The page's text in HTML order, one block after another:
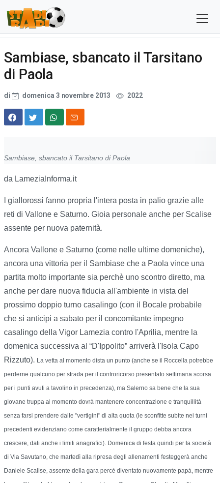
Sambiase, sbancato il Tarsitano
di Paola
di domenica 3 novembre 2013 2022
Sambiase, sbancato il Tarsitano di Paola
da LameziaInforma.it
I giallorossi fanno propria l'intera posta in palio grazie alle
reti di Vallone e Saturno. Gioia personale anche per Scalise
assente per nuova paternità.
Ancora Vallone e Saturno (come nelle ultime domeniche),
ancora una vittoria per il Sambiase che a Paola vince una
partita molto importante sia perchè uno scontro diretto, ma
anche per dare nuova fiducia all'ambiente in vista del
prossimo doppio turno casalingo (con il Bocale probabile
che si anticipi a sabato per il concomitante impegno
casalingo della Vigor Lamezia contro l'Aprilia, mentre la
domenica successiva al “D'Ippolito” arriverà l'Isola Capo
Rizzuto). La vetta al momento dista un punto (anche se il Roccella potrebbe
perderne qualcuno per strada per il controricorso presentato settimana scorsa
per i punti avuti a tavolino in precedenza), ma Salerno sa bene che la sua
giovane truppa al momento dovrà mantenere concentrazione e tranquillità
senza farsi prendere dalle "vertigini" di alta quota (le sconfitte subite nei turni
precedenti evidenziano come caratterialmente il gruppo debba ancora
crescere, dati anche i limiti anagrafici). Domenica di festa quindi per la società
di Via Savutano, che martedì alla ripresa degli allenamenti festeggerà anche
Daniele Scalise, assente della gara percè diventato nuovamente papà, mentre